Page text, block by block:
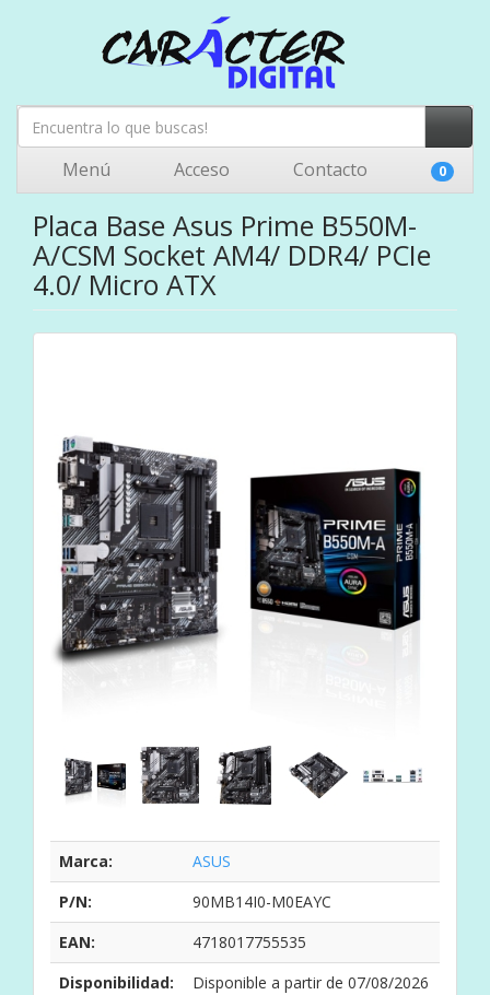
Menú Acceso Contacto 0
Placa Base Asus Prime B550M-
A/CSM Socket AM4/ DDR4/ PCIe
4.0/ Micro ATX
Marca:
ASUS
P/N:
90MB14I0-M0EAYC
EAN:
4718017755535
Disponibilidad:
Disponible a partir de 07/08/2026